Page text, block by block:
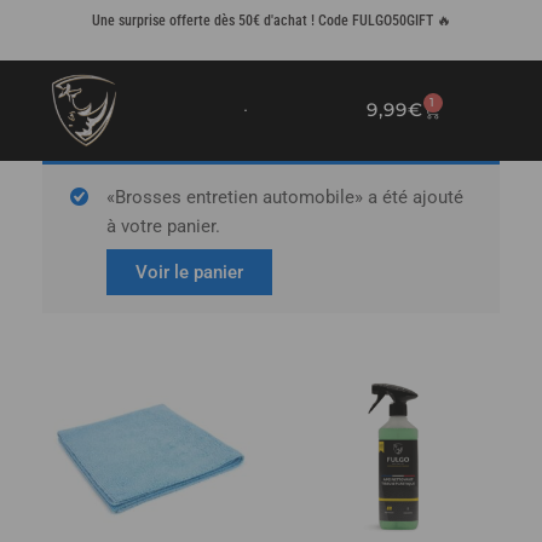
Une surprise offerte dès 50€ d'achat ! Code FULGO50GIFT 🔥
9,99€ 1
PANIER
«Brosses entretien automobile» a été ajouté
à votre panier.
Voir le panier
produit
a
plusieurs
variations.
Les
options